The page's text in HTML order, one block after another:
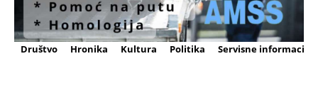
Društvo Hronika Kultura Politika Servisne informacije